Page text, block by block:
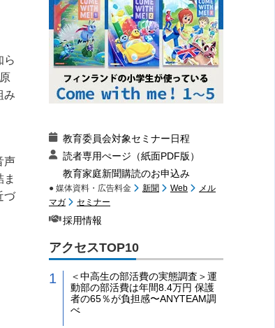
ら
み
声
づ
教育委員会対象セミナー日程
読者専用ぺージ（紙面PDF版）
教育家庭新聞購読のお申込み
● 媒体資料・広告料金 新聞 Web
メル
マガ
セミナー
採用情報
アクセスTOP10
＜中高生の部活費の実態調査＞運
動部の部活費は年間8.4万円 保護
者の65％が負担感〜ANYTEAM調
べ